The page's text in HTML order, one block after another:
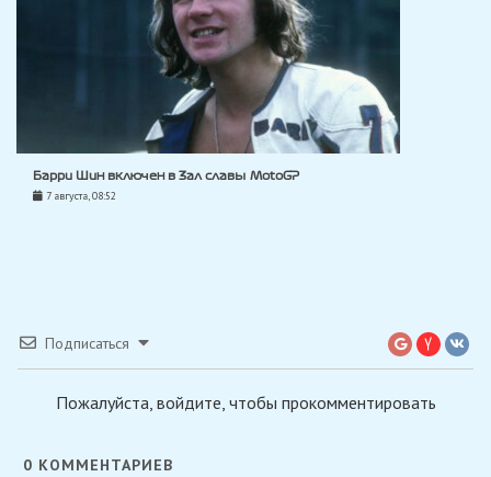
Барри Шин включен в Зал славы MotoGP
7 августа, 08:52
Подписаться
Пожалуйста, войдите, чтобы прокомментировать
0 КОММЕНТАРИЕВ